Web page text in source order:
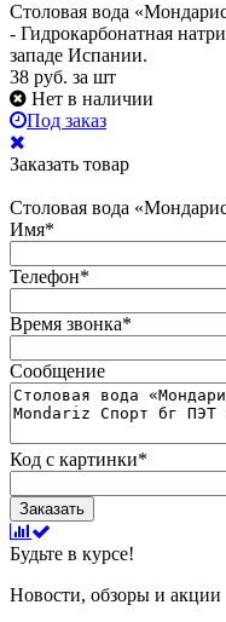
Столовая вода
- Гидрокарбонатная
западе Испании.
38 руб. за шт
Нет в наличии
Под заказ
Заказать товар
Столовая вода
Имя*
Телефон*
Время звонка*
Сообщение
Код с картинки*
Заказать
Будьте в курсе!
Новости, обзоры и акции